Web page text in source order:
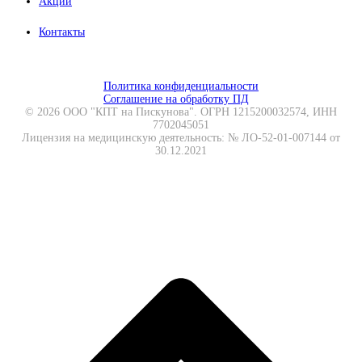
Контакты
Политика конфиденциальности
Соглашение на обработку ПД
© 2026 ООО "КПТ на Пискунова". ОГРН 1215200032574, ИНН
7702045051
Лицензия на медицинскую деятельность: № ЛО-52-01-007144 от
30.12.2021